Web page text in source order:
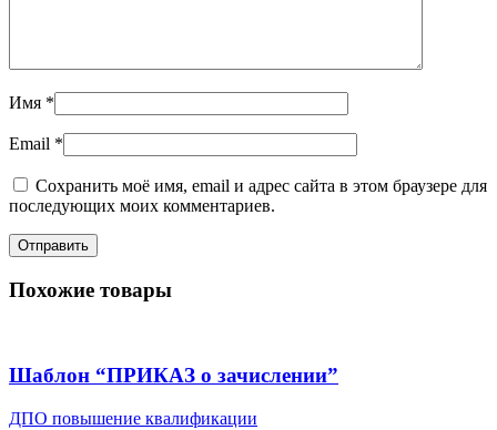
Имя *
Email *
Сохранить моё имя, email и адрес сайта в этом браузере для
последующих моих комментариев.
Похожие товары
Шаблон “ПРИКАЗ о зачислении”
ДПО повышение квалификации